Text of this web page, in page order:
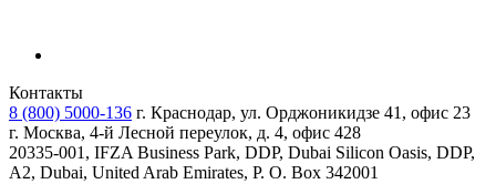
Контакты
8 (800) 5000-136 г. Краснодар, ул. Орджоникидзе 41, офис 23
г. Москва, 4-й Лесной переулок, д. 4, офис 428
20335-001, IFZA Business Park, DDP, Dubai Silicon Oasis, DDP,
A2, Dubai, United Arab Emirates, P. O. Box 342001